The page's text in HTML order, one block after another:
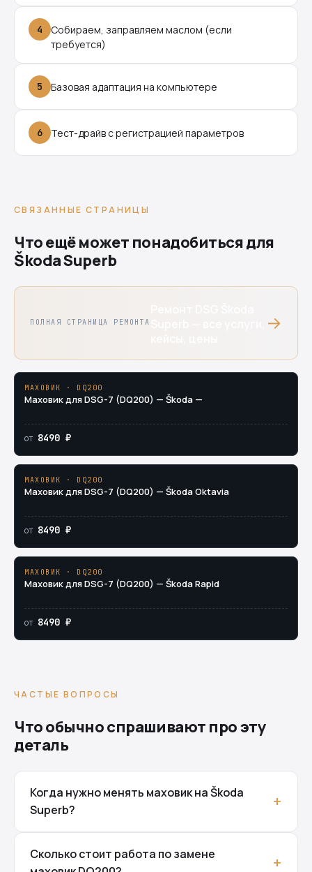
4
Собираем, заправляем маслом (если
требуется)
5 Базовая адаптация на компьютере
6 Тест-драйв с регистрацией параметров
СВЯЗАННЫЕ СТРАНИЦЫ
Что ещё может понадобиться для
Škoda Superb
ПОЛНАЯ СТРАНИЦА РЕМОНТА →
МАХОВИК · DQ200
Маховик для DSG-7 (DQ200) — Škoda —
от 8490 ₽
МАХОВИК · DQ200
Маховик для DSG-7 (DQ200) — Škoda Oktavia
от 8490 ₽
МАХОВИК · DQ200
Маховик для DSG-7 (DQ200) — Škoda Rapid
от 8490 ₽
ЧАСТЫЕ ВОПРОСЫ
Что обычно спрашивают про эту
деталь
Когда нужно менять маховик на Škoda
Superb?
Сколько стоит работа по замене